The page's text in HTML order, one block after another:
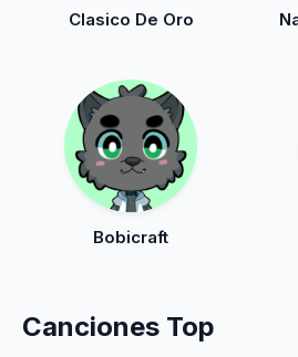
Clasico De Oro
Bobicraft
Canciones Top